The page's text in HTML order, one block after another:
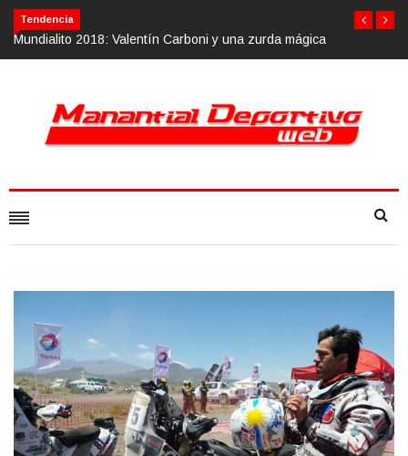
Tendencia
una zurda mágicaCalvario Race 2018, 10 de noviembre